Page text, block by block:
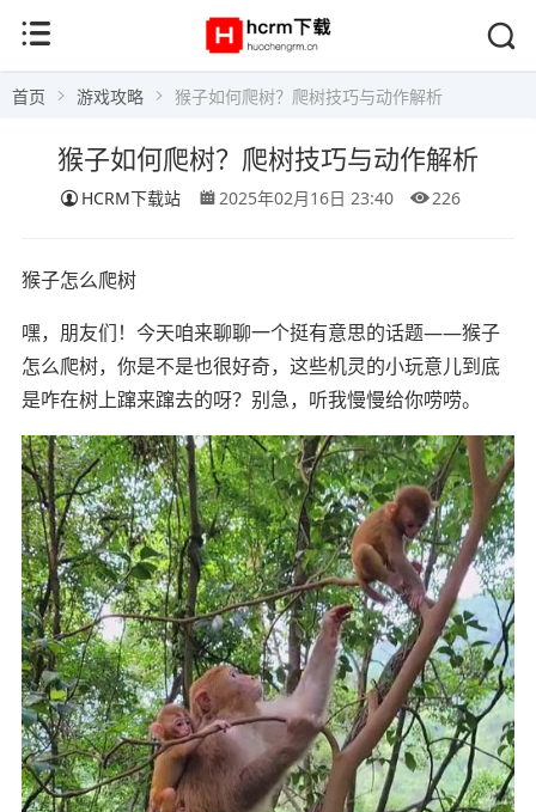
首页 游戏攻略 猴子如何爬树？爬树技巧与动作解析
猴子如何爬树？爬树技巧与动作解析
HCRM下载站 2025年02月16日 23:40 226
猴子怎么爬树
嘿，朋友们！今天咱来聊聊一个挺有意思的话题——猴子
怎么爬树，你是不是也很好奇，这些机灵的小玩意儿到底
是咋在树上蹿来蹿去的呀？别急，听我慢慢给你唠唠。